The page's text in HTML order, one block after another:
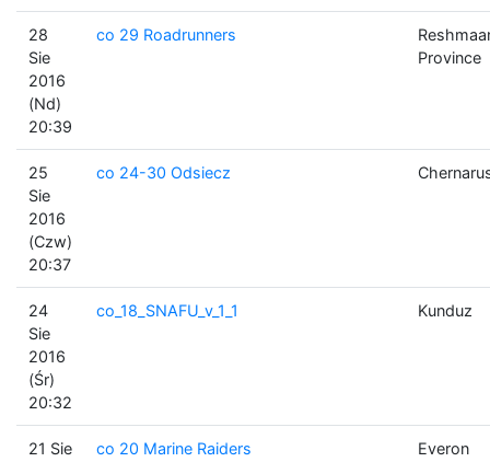
28
Sie
2016
(Nd)
20:39
co 29 Roadrunners
Province
25
Sie
2016
(Czw)
20:37
co 24-30 Odsiecz
24
Sie
2016
(Śr)
20:32
co_18_SNAFU_v_1_1 Kunduz
21 Sie co 20 Marine Raiders Everon